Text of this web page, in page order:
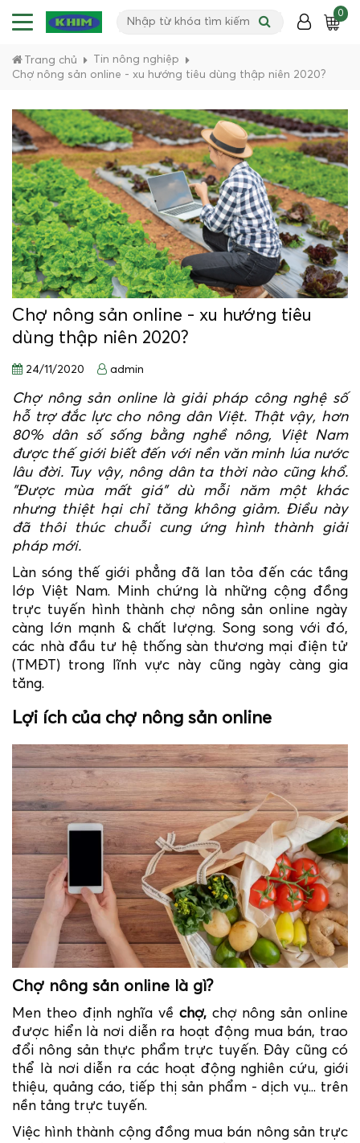
0
Trang chủ
Tin nông nghiệp
Chợ nông sản online - xu hướng tiêu dùng thập niên 2020?
Chợ nông sản online - xu hướng tiêu
dùng thập niên 2020?
24/11/2020 admin
Chợ nông sản online là giải pháp công nghệ số
hỗ trợ đắc lực cho nông dân Việt. Thật vậy, hơn
80% dân số sống bằng nghề nông, Việt Nam
được thế giới biết đến với nền văn minh lúa nước
lâu đời. Tuy vậy, nông dân ta thời nào cũng khổ.
"Được mùa mất giá" dù mỗi năm một khác
nhưng thiệt hại chỉ tăng không giảm. Điều này
đã thôi thúc chuỗi cung ứng hình thành giải
pháp mới.
Làn sóng thế giới phẳng đã lan tỏa đến các tầng
lớp Việt Nam. Minh chứng là những cộng đồng
trực tuyến hình thành chợ nông sản online ngày
càng lớn mạnh & chất lượng. Song song với đó,
các nhà đầu tư hệ thống sàn thương mại điện tử
(TMĐT) trong lĩnh vực này cũng ngày càng gia
tăng.
Lợi ích của chợ nông sản online
Chợ nông sản online là gì?
Men theo định nghĩa về chợ,chợ nông sản online
được hiển là nơi diễn ra hoạt động mua bán, trao
đổi nông sản thực phẩm trực tuyến. Đây cũng có
thể là nơi diễn ra các hoạt động nghiên cứu, giới
thiệu, quảng cáo, tiếp thị sản phẩm - dịch vụ... trên
nền tảng trực tuyến.
Việc hình thành cộng đồng mua bán nông sản trực